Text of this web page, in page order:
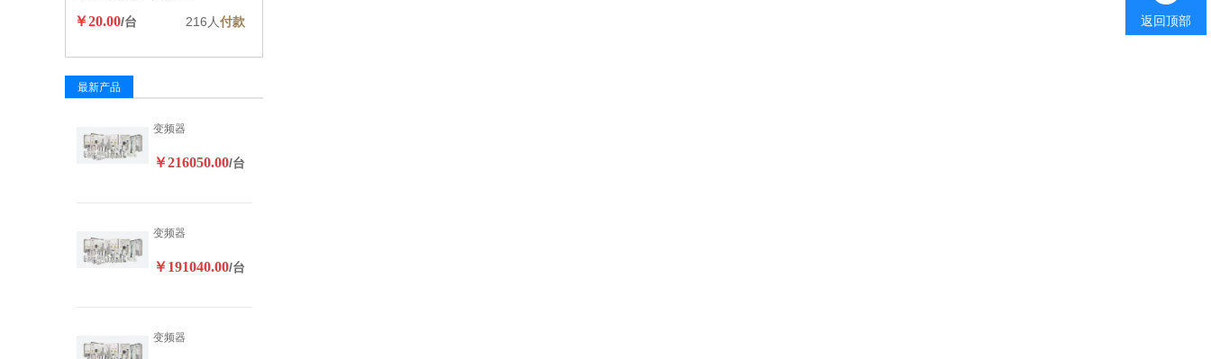
￥20.00/台 216人付款
最新产品
变频器
￥216050.00/台
变频器
￥191040.00/台
变频器
返回顶部